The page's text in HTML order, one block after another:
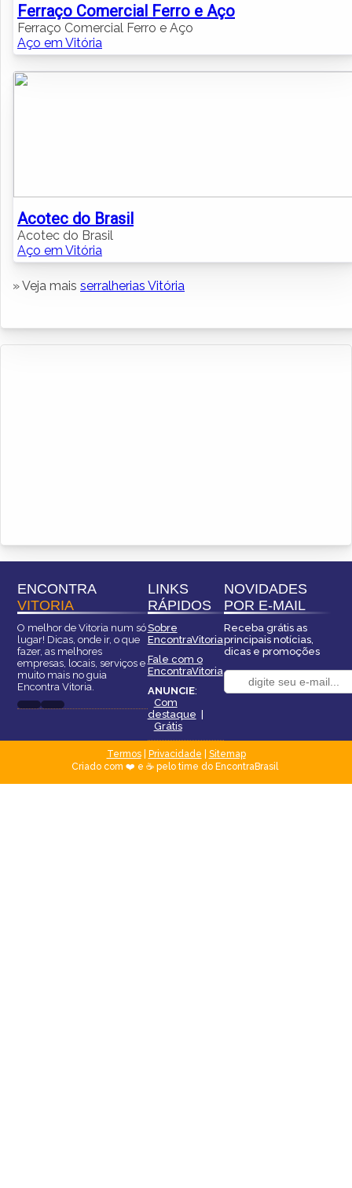
Ferraço Comercial Ferro e Aço
Ferraço Comercial Ferro e Aço
Aço em Vitória
Acotec do Brasil
Acotec do Brasil
Aço em Vitória
» Veja mais serralherias Vitória
ENCONTRA
VITORIA
O melhor de Vitoria num só
lugar! Dicas, onde ir, o que
fazer, as melhores
empresas, locais, serviços e
muito mais no guia
Encontra Vitoria.
LINKS
RÁPIDOS
Sobre
EncontraVitoria
Fale com o
EncontraVitoria
ANUNCIE:
Com
destaque |
Grátis
NOVIDADES
POR E-MAIL
Receba grátis as
principais notícias,
dicas e promoções
Termos| Privacidade
Sitemap
Criado com ❤️ e ☕ pelo time do EncontraBrasil